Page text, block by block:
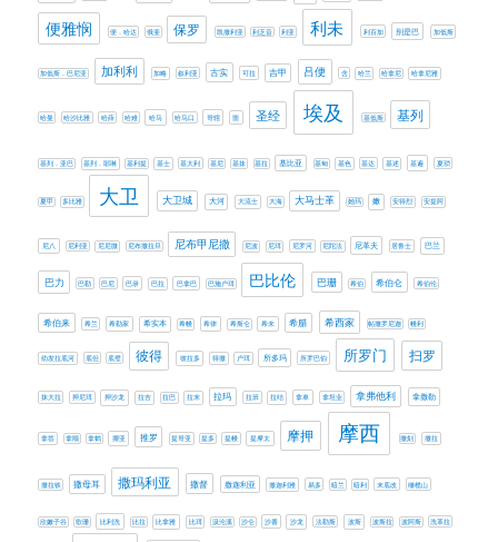
便雅悯 便．哈达 俄斐 保罗 凯撒利亚 利乏音 利亚 利未 利百加 别是巴 加低斯
加低斯．巴尼亚 加利利 加略 叙利亚 古实 可拉 吉甲 吕便 含 哈兰 哈拿尼 哈拿尼雅
哈曼 哈沙比雅 哈薛 哈难 哈马 哈马口 哥辖 噩 圣经 埃及 基低斯 基列
基列．亚巴 基列．耶琳 基利提 基士 基大利 基尼 基抹 基拉 基比亚 基甸 基色 基达 基述 基遍 夏琐
夏甲 多比雅 大卫 大卫城 大河 大流士 大海 大马士革 她玛 嫩 安得烈 安提阿
尼八 尼利亚 尼尼微 尼布撒拉旦 尼布甲尼撒 尼波 尼珥 尼罗河 尼陀法 尼革夫 居鲁士 巴兰
巴力 巴勒 巴尼 巴录 巴拉 巴拿巴 巴施户珥 巴比伦 巴珊 希伯 希伯仑 希伯伦
希伯来 希兰 希勒家 希实本 希幔 希律 希斯仑 希未 希腊 希西家 帖撒罗尼迦 幔利
幼发拉底河 底但 底璧 彼得 彼拉多 得撒 户珥 所多玛 所罗巴伯 所罗门 扫罗
抹大拉 押尼珥 押沙龙 拉吉 拉巴 拉末 拉玛 拉班 拉结 拿单 拿坦业 拿弗他利 拿撒勒
拿答 拿顺 拿鹤 挪亚 推罗 提哥亚 提多 提幔 提摩太 摩押 摩西 撒刻 撒拉
撒拉铁 撒母耳 撒玛利亚 撒督 撒迦利亚 撒迦利雅 易多 暗兰 暗利 末底改 橄榄山
欣嫩子谷 歌珊 比利洗 比拉 比拿雅 比珥 汲沦溪 沙仑 沙番 沙龙 法勒斯 波斯 波斯拉 波阿斯 洗革拉